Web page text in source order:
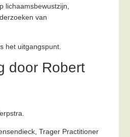
lichaamsbewustzijn,
van
het uitgangspunt.
door Robert
Trager Practitioner